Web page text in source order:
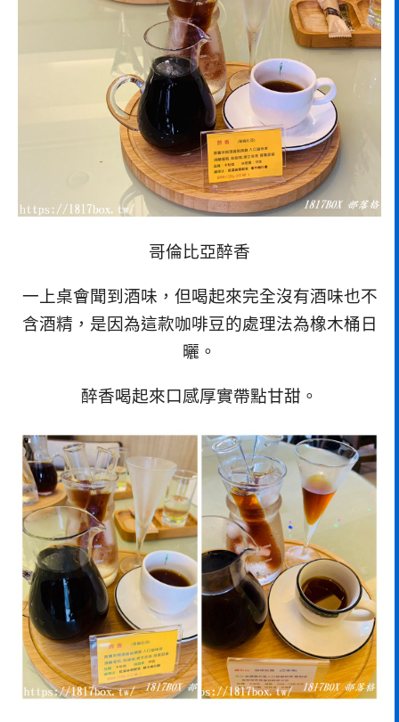
哥倫比亞醉香
一上桌會聞到酒味，但喝起來完全沒有酒味也不
含酒精，是因為這款咖啡豆的處理法為橡木桶日
曬。
醉香喝起來口感厚實帶點甘甜。